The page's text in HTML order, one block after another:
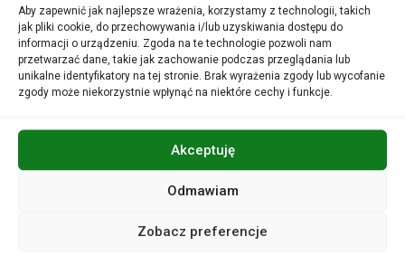
Aby zapewnić jak najlepsze wrażenia, korzystamy z technologii, takich
jak pliki cookie, do przechowywania i/lub uzyskiwania dostępu do
informacji o urządzeniu. Zgoda na te technologie pozwoli nam
przetwarzać dane, takie jak zachowanie podczas przeglądania lub
unikalne identyfikatory na tej stronie. Brak wyrażenia zgody lub wycofanie
zgody może niekorzystnie wpłynąć na niektóre cechy i funkcje.
Akceptuję
Odmawiam
Zobacz preferencje
Licząc na Państwa zrozumienie życzymy zdrowia i prosimy
o pozostanie z nami w kontakcie za pośrednictwem strony
internetowejwww.filharmonia.opole.pli naszego fan page’a
na Facebook
Filharmonia Opolska w tym sezonie artystycznym zaprosi
Państwa w podróż, podczas której usłyszycieMuzykę
. Będzie to cykl koncertów pod właśnie tym
Muzycznym i Sali koncertowej FO. Usłyszycie Państwo
utwory z kręgu muzyki narodów Europy i świata w